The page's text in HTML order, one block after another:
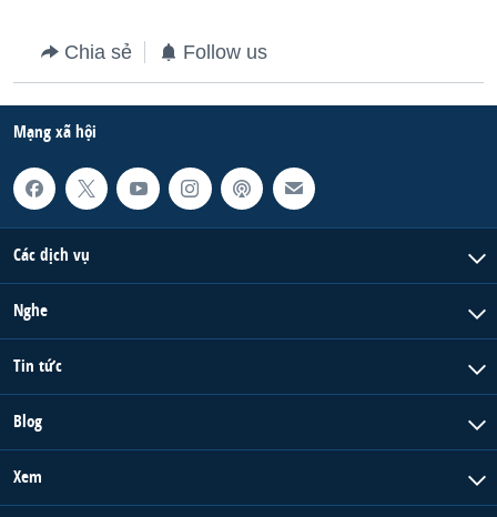
Chia sẻ Follow us
Mạng xã hội
Các dịch vụ
Nghe
Tin tức
Blog
Xem